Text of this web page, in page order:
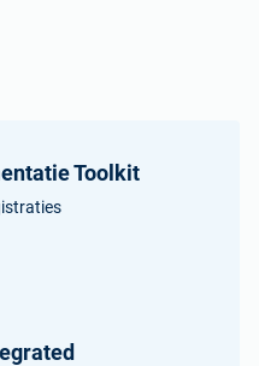
Toolkit